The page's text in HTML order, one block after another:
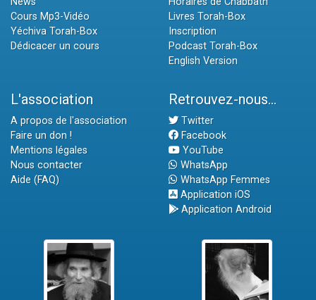
Cours Mp3-Vidéo
Yéchiva Torah-Box
Dédicacer un cours
Livres Torah-Box
Inscription
Podcast Torah-Box
English Version
L'association
A propos de l'association
Faire un don !
Mentions légales
Nous contacter
Aide (FAQ)
Retrouvez-nous...
Twitter
Facebook
YouTube
WhatsApp
WhatsApp Femmes
Application iOS
Application Android